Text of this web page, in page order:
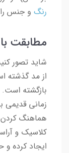
رنگ و جنس را
مطابقت
شاید تصور
از مد گذشته
بازگشته
زمانی قدیمی
هماهنگ کردن
ایجاد کرده و